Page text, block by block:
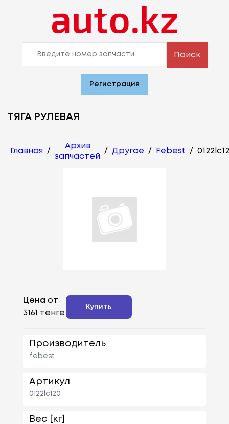
Поиск
Регистрация
ТЯГА РУЛЕВАЯ
Главная /
Архив
запчастей
/ Другое / Febest /
Цена от
3161 тенге
Купить
Производитель
febest
Артикул
0122lc120
Вес [кг]